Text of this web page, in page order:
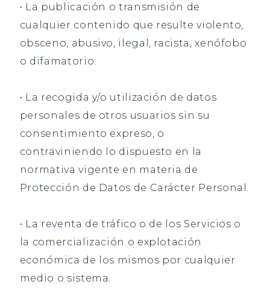
• La publicación o transmisión de
cualquier contenido que resulte violento,
obsceno, abusivo, ilegal, racista, xenófobo
o difamatorio.
• La recogida y/o utilización de datos
personales de otros usuarios sin su
consentimiento expreso, o
contraviniendo lo dispuesto en la
normativa vigente en materia de
Protección de Datos de Carácter Personal.
• La reventa de tráfico o de los Servicios o
la comercialización o explotación
económica de los mismos por cualquier
medio o sistema.